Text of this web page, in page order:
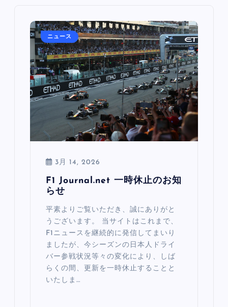
ニュース
3月 14, 2026
F1 Journal.net 一時休止のお知
らせ
平素よりご覧いただき、誠にありがと
うございます。 当サイトはこれまで、
F1ニュースを継続的に発信してまいり
ましたが、今シーズンの日本人ドライ
バー参戦状況等々の変化により、しば
らくの間、更新を一時休止することと
いたしま…